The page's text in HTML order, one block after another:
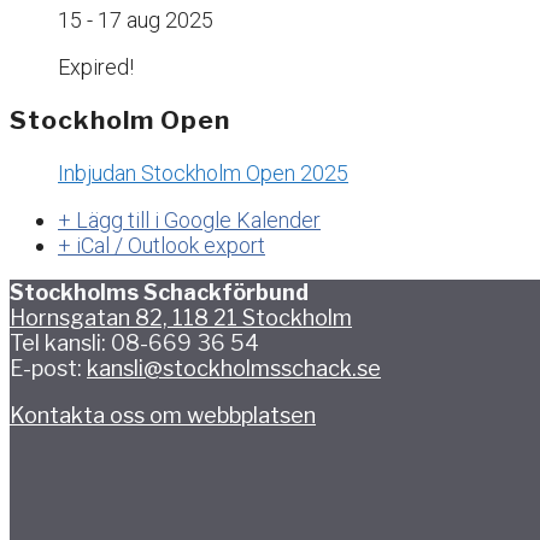
15 - 17 aug 2025
Expired!
Stockholm Open
Inbjudan Stockholm Open 2025
+ Lägg till i Google Kalender
+ iCal / Outlook export
Stockholms Schackförbund
Hornsgatan 82, 118 21 Stockholm
Tel kansli: 08-669 36 54
E-post: kansli@stockholmsschack.se
Kontakta oss om webbplatsen